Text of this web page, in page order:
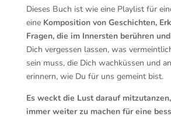
Dieses Buch ist wie eine Playlist für
eine Komposition von Geschichten,
Fragen, die im Innersten berühren
Dich vergessen lassen, was
sein muss, die Dich wachküssen und
erinnern, wie Du für uns gemeint bist.
Es weckt die Lust darauf
immer weiter zu machen für eine